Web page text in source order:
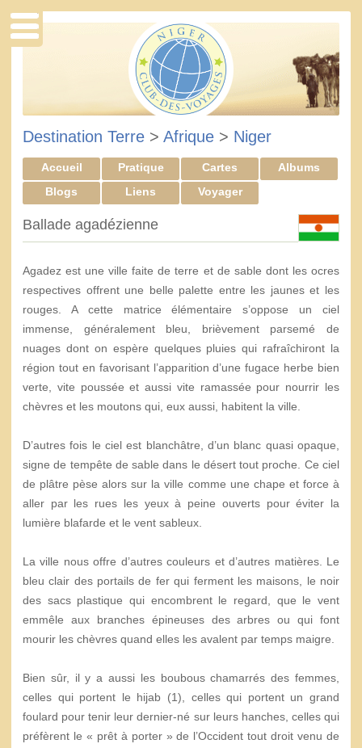
Destination Terre > Afrique > Niger
Accueil Pratique Cartes
Albums
Blogs
Liens Voyager
Ballade agadézienne
Agadez est une ville faite de terre et de sable dont les ocres
respectives offrent une belle palette entre les jaunes et les
rouges. A cette matrice élémentaire s’oppose un ciel
immense, généralement bleu, brièvement parsemé de
nuages dont on espère quelques pluies qui rafraîchiront la
région tout en favorisant l’apparition d’une fugace herbe bien
verte, vite poussée et aussi vite ramassée pour nourrir les
chèvres et les moutons qui, eux aussi, habitent la ville.
D’autres fois le ciel est blanchâtre, d’un blanc quasi opaque,
signe de tempête de sable dans le désert tout proche. Ce ciel
de plâtre pèse alors sur la ville comme une chape et force à
aller par les rues les yeux à peine ouverts pour éviter la
lumière blafarde et le vent sableux.
La ville nous offre d’autres couleurs et d’autres matières. Le
bleu clair des portails de fer qui ferment les maisons, le noir
des sacs plastique qui encombrent le regard, que le vent
emmêle aux branches épineuses des arbres ou qui font
mourir les chèvres quand elles les avalent par temps maigre.
Bien sûr, il y a aussi les boubous chamarrés des femmes,
celles qui portent le hijab (1), celles qui portent un grand
foulard pour tenir leur dernier-né sur leurs hanches, celles qui
préfèrent le « prêt à porter » de l’Occident tout droit venu de